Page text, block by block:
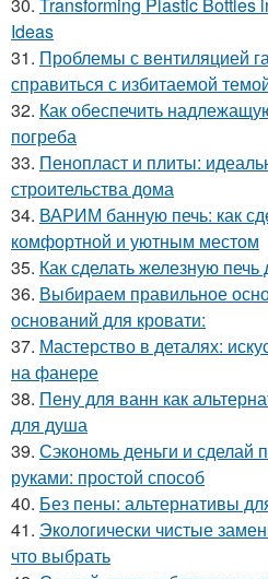
Ideas
31. Проблемы с вентиляцией
справиться с избитаемой
32. Как обеспечить
погреба
33. Пенопласт и плиты:
строительства дома
34. ВАРИМ банную печь: как
комфортной и уютным местом
35. Как сделать железную
36. Выбираем правильное
оснований для кровати:
37. Мастерство в деталях:
на фанере
38. Пену для ванн как
для душа
39. Сэкономь деньги и сделай
руками: простой способ
40. Без пены: альтернативы
41. Экологически чистые
что выбрать